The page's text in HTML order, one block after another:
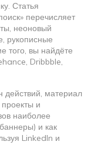
Статья
перечисляет
неоновый
рукописные
того, вы найдёте
Dribbble,
действий, материал
и
наиболее
и как
LinkedIn и